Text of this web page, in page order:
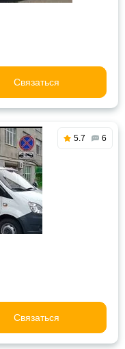
Связаться
5.7 6
Связаться